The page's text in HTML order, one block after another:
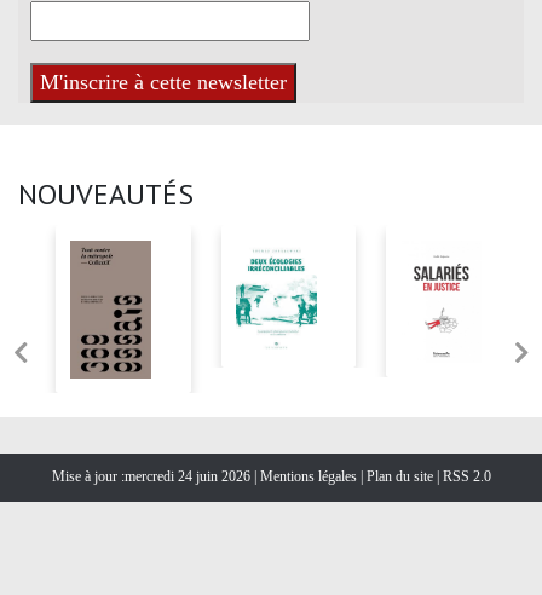
NOUVEAUTÉS
Mise à jour :mercredi 24 juin 2026 | Mentions légales Plan du site RSS 2.0